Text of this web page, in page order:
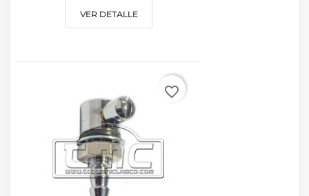
VER DETALLE
favorite_border